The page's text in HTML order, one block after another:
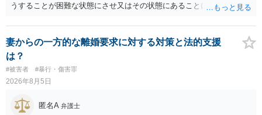
うすることが困難な状態にさせ又はその状態にあることに乗じて、性
く。）若しくは物を挿入する行為であってわいせつなもの（以下この
条及び第179条第2項において「性交等」という。）をした者は、婚姻
関係の有無にかかわらず、5年以上の有期拘禁刑に処する。 第176条 1
次に掲げる行為又は事由その他これらに類する行為又は事由により、
同意しない意思を形成し、表明し若しくは全うすることが困難な状態
にさせ又はその状態にあることに乗じて、わいせつな行為をした者
は、婚姻関係の有無にかかわらず、6月以上10年以下の拘禁刑に処す
る。 ③アルコール若しくは薬物を摂取させること又はそれらの影響が
妻からの一方的な離婚要求に対する対策と法的支援
は？
#被害者 #暴行・傷害罪
2026年8月5日
匿名A 弁護士